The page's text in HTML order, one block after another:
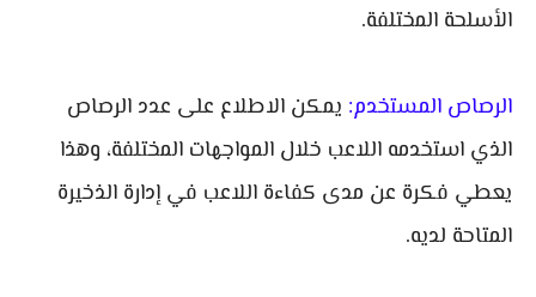
الأسلحة المختلفة.
الرصاص المستخدم: يمكن الاطلاع على عدد الرصاص
الذي استخدمه اللاعب خلال المواجهات المختلفة، وهذا
يعطي فكرة عن مدى كفاءة اللاعب في إدارة الذخيرة
المتاحة لديه.